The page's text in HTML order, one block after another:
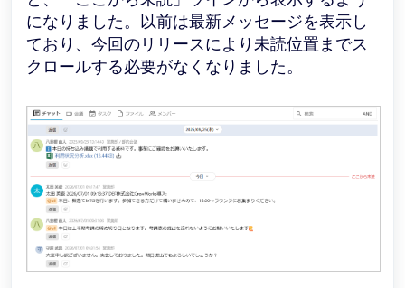
になりました。以前は最新メッセージを表示し
ており、今回のリリースにより未読位置までス
クロールする必要がなくなりました。